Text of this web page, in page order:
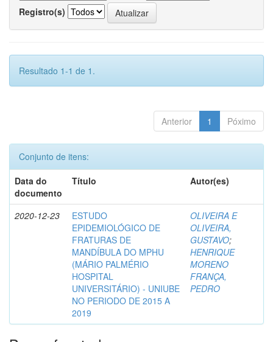
Registro(s)
Resultado 1-1 de 1.
Anterior 1 Póximo
Conjunto de itens:
Data do
documento
Título Autor(es)
2020-12-23
ESTUDO
EPIDEMIOLÓGICO DE
FRATURAS DE
MANDÍBULA DO MPHU
(MÁRIO PALMÉRIO
HOSPITAL
UNIVERSITÁRIO) - UNIUBE
NO PERIODO DE 2015 A
2019
OLIVEIRA E
OLIVEIRA,
GUSTAVO;
HENRIQUE
MORENO
FRANÇA,
PEDRO